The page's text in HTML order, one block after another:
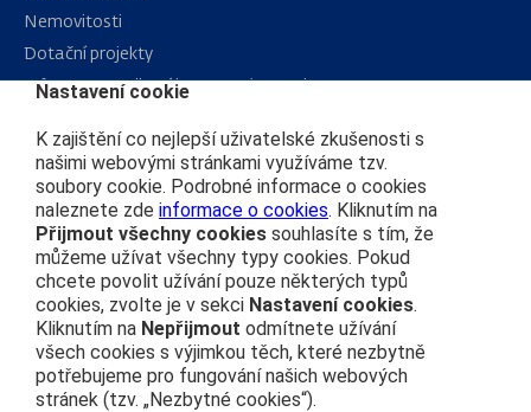
Centrála
Čím se řídíme
Ochrana osobních údajů
Prohlášení o přístupnosti
Zásady používání cookies
Nastavení cookies
Nemovitosti
Dotační projekty
Informace podle zákona 106/1999 Sb.
Nastavení cookie
K zajištění co nejlepší uživatelské zkušenosti s
našimi webovými stránkami využíváme tzv.
soubory cookie. Podrobné informace o cookies
naleznete zde informace o cookies. Kliknutím na
Přijmout všechny cookies souhlasíte s tím, že
můžeme užívat všechny typy cookies. Pokud
chcete povolit užívání pouze některých typů
cookies, zvolte je v sekci Nastavení cookies.
Kliknutím na Nepřijmout odmítnete užívání
všech cookies s výjimkou těch, které nezbytně
potřebujeme pro fungování našich webových
stránek (tzv. „Nezbytné cookies“).